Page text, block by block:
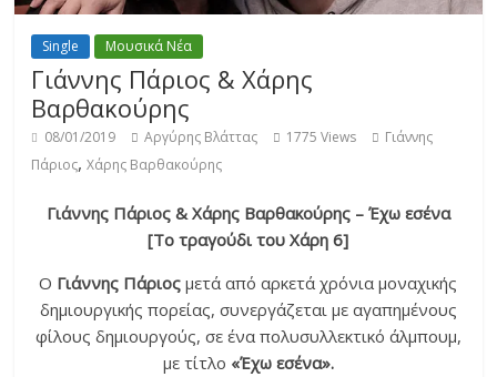
Single Μουσικά Νέα
Γιάννης Πάριος & Χάρης
Βαρθακούρης
08/01/2019 Αργύρης Βλάττας 1775 Views
Γιάννης
Πάριος,Χάρης Βαρθακούρης
Γιάννης Πάριος & Χάρης Βαρθακούρης – Έχω εσένα
[Το τραγούδι του Χάρη 6]
Ο Γιάννης Πάριος μετά από αρκετά χρόνια μοναχικής
δημιουργικής πορείας, συνεργάζεται με αγαπημένους
φίλους δημιουργούς, σε ένα πολυσυλλεκτικό άλμπουμ,
με τίτλο «Έχω εσένα».